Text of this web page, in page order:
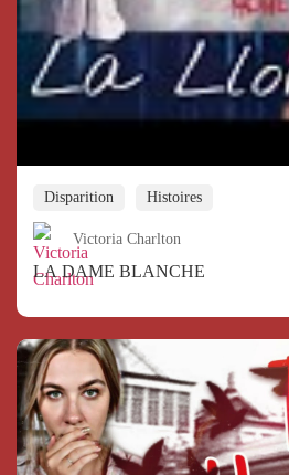
Disparition Histoires
Victoria Charlton
LA DAME BLANCHE